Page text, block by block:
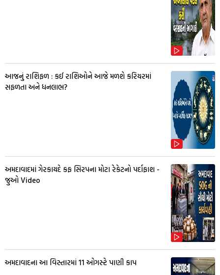
આજનું રાશિફળ : કઈ રાશિઓને આજે મળશે કરિયરમાં
સફળતા અને ધનલાભ?
અમદાવાદમાં ગેરકાયદે કફ સિરપના મોટા રેકેટનો પર્દાફાશ -
જુઓ Video
અમદાવાદના આ વિસ્તારમાં 11 ઓગસ્ટે પાણી કાપ